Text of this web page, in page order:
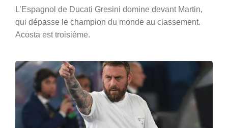
L’Espagnol de Ducati Gresini domine devant Martin,
qui dépasse le champion du monde au classement.
Acosta est troisième.